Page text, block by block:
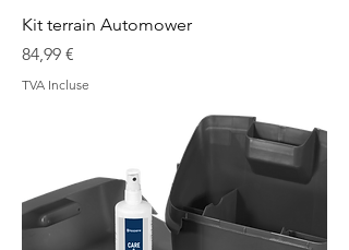
Kit terrain Automower
Prix
84,99 €
TVA Incluse